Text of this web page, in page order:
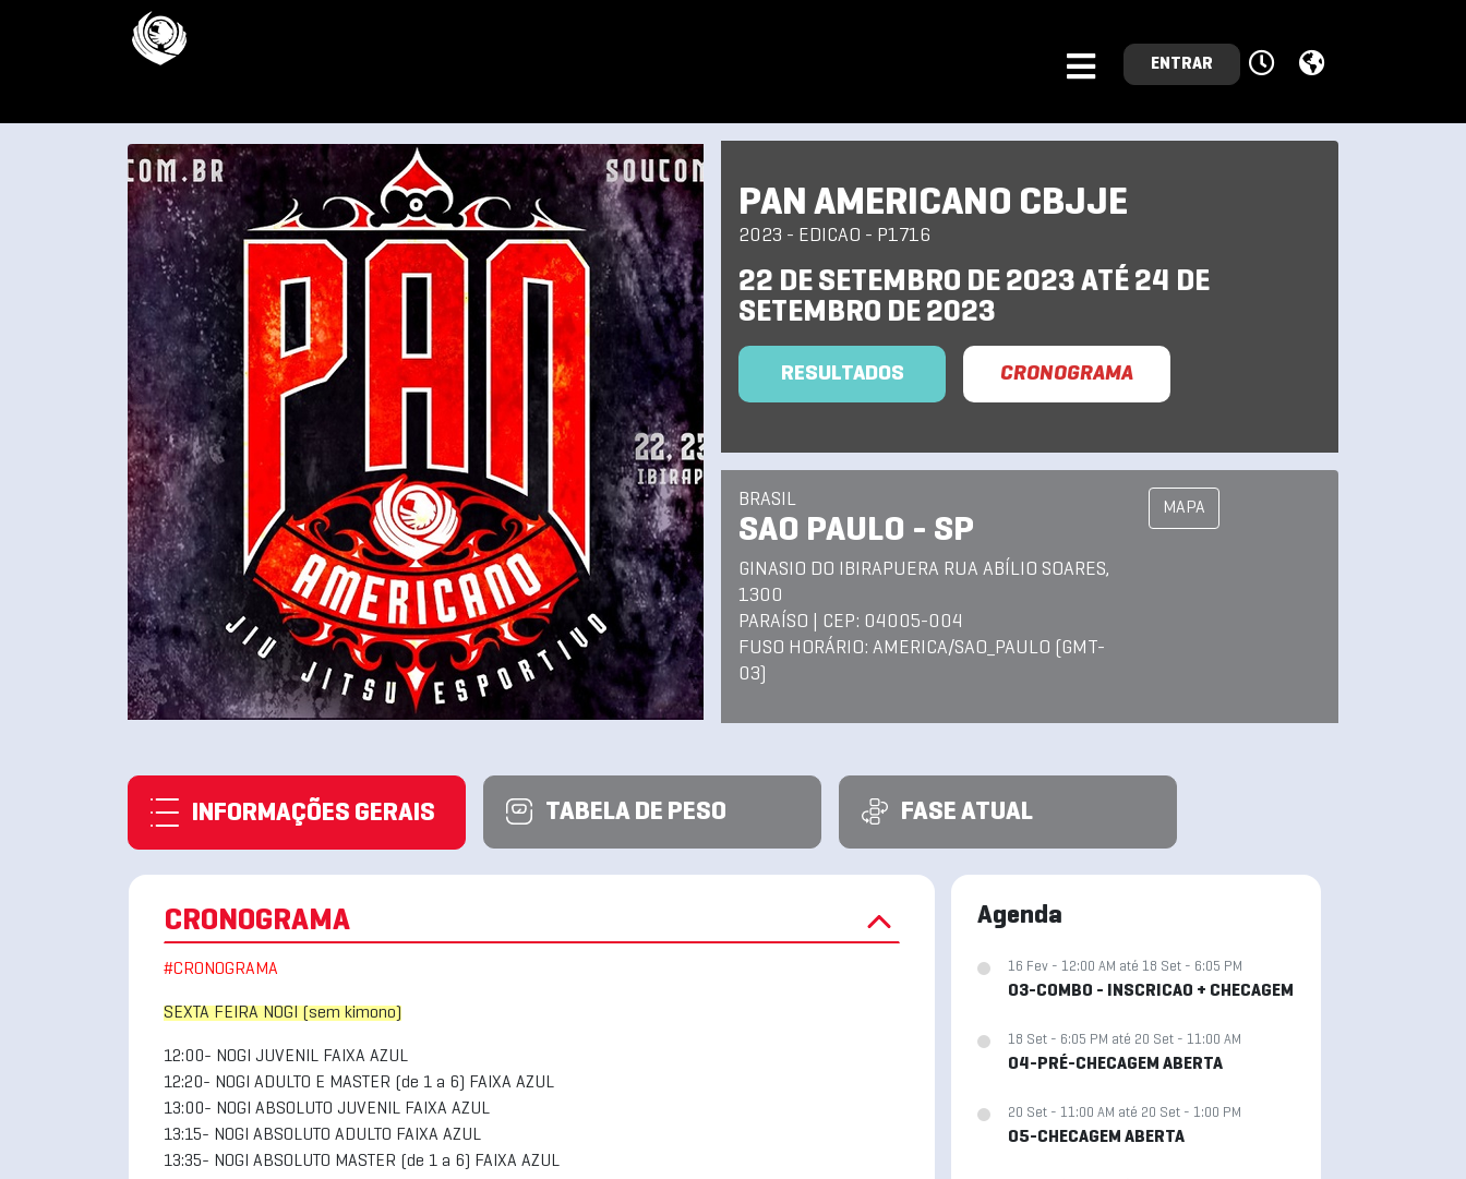
ENTRAR
PAN AMERICANO CBJJE
2023 - EDICAO - P1716
22 DE SETEMBRO DE 2023 ATÉ 24 DE
SETEMBRO DE 2023
RESULTADOS CRONOGRAMA
BRASIL
SAO PAULO - SP
GINASIO DO IBIRAPUERA RUA ABÍLIO SOARES,
1300
PARAÍSO | CEP: 04005-004
FUSO HORÁRIO: AMERICA/SAO_PAULO (GMT-
03)
MAPA
INFORMAÇÕES GERAIS TABELA DE PESO FASE ATUAL
CRONOGRAMA
#CRONOGRAMA
SEXTA FEIRA NOGI (sem kimono)
12:00- NOGI JUVENIL FAIXA AZUL
12:20- NOGI ADULTO E MASTER (de 1 a 6) FAIXA AZUL
13:00- NOGI ABSOLUTO JUVENIL FAIXA AZUL
13:15- NOGI ABSOLUTO ADULTO FAIXA AZUL
13:35- NOGI ABSOLUTO MASTER (de 1 a 6) FAIXA AZUL
Agenda
16 Fev - 12:00 AM até 18 Set - 6:05 PM
03-COMBO - INSCRICAO + CHECAGEM
18 Set - 6:05 PM até 20 Set - 11:00 AM
04-PRÉ-CHECAGEM ABERTA
20 Set - 11:00 AM até 20 Set - 1:00 PM
05-CHECAGEM ABERTA